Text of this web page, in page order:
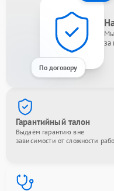
По договору
за
Гарантийный талон
Выдаём гарантию вне
зависимости от сложности